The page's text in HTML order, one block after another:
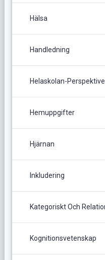
Hälsa
Handledning
Helaskolan-
Hemuppgifter
Hjärnan
Inkludering
Kategoriskt Och
Kognitionsvetenskap